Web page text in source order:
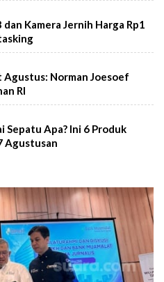
Kamera Jernih Harga Rp1
Norman Joesoef
RI
Sepatu Apa? Ini 6 Produk
Agustusan